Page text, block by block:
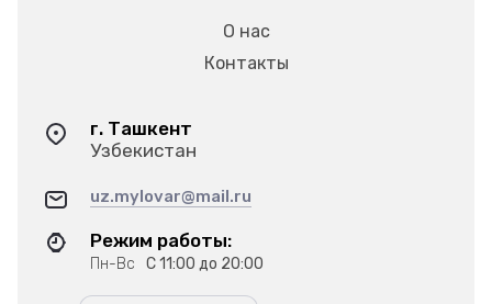
О нас
Контакты
г. Ташкент
Узбекистан
uz.mylovar@mail.ru
Режим работы:
Пн-Вс С 11:00 до 20:00